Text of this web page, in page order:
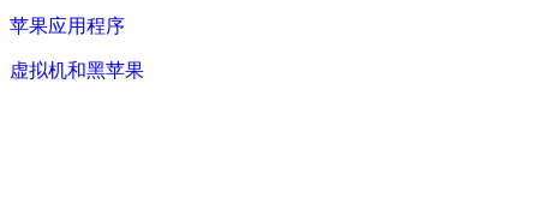
苹果应用程序
虚拟机和黑苹果